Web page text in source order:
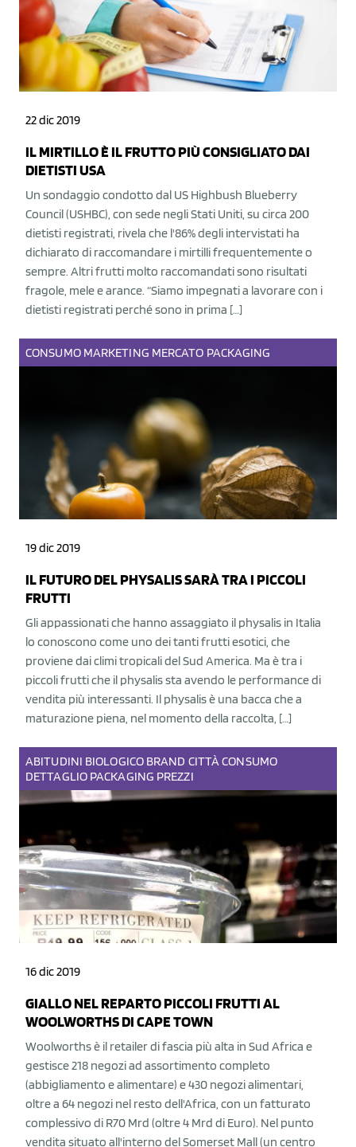
22 dic 2019
IL MIRTILLO È IL FRUTTO PIÙ CONSIGLIATO DAI
DIETISTI USA
Un sondaggio condotto dal US Highbush Blueberry
Council (USHBC), con sede negli Stati Uniti, su circa 200
dietisti registrati, rivela che l'86% degli intervistati ha
dichiarato di raccomandare i mirtilli frequentemente o
sempre. Altri frutti molto raccomandati sono risultati
fragole, mele e arance. “Siamo impegnati a lavorare con i
dietisti registrati perché sono in prima […]
CONSUMO MARKETING MERCATO PACKAGING
19 dic 2019
IL FUTURO DEL PHYSALIS SARÀ TRA I PICCOLI
FRUTTI
Gli appassionati che hanno assaggiato il physalis in Italia
lo conoscono come uno dei tanti frutti esotici, che
proviene dai climi tropicali del Sud America. Ma è tra i
piccoli frutti che il physalis sta avendo le performance di
vendita più interessanti. Il physalis è una bacca che a
maturazione piena, nel momento della raccolta, […]
ABITUDINI BIOLOGICO BRAND CITTÀCONSUMO
DETTAGLIO PACKAGING PREZZI
16 dic 2019
GIALLO NEL REPARTO PICCOLI FRUTTI AL
WOOLWORTHS DI CAPE TOWN
Woolworths è il retailer di fascia più alta in Sud Africa e
gestisce 218 negozi ad assortimento completo
(abbigliamento e alimentare) e 430 negozi alimentari,
oltre a 64 negozi nel resto dell'Africa, con un fatturato
complessivo di R70 Mrd (oltre 4 Mrd di Euro). Nel punto
vendita situato all'interno del Somerset Mall (un centro